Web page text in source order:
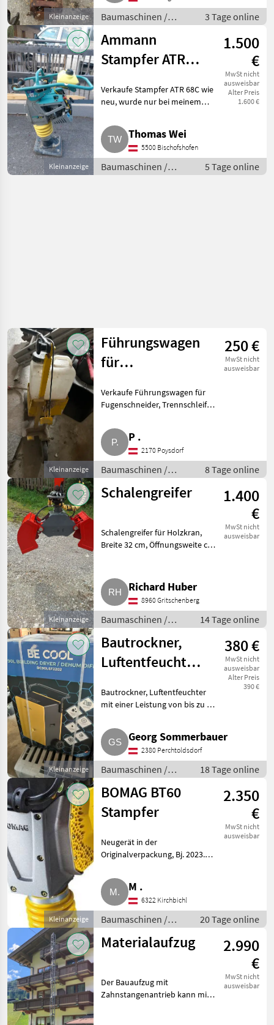
Kleinanzeige
Baumaschinen /
Kleingeräte
3 Tage online
Kleinanzeige
Ammann
Stampfer ATR
1.500
€
MwSt nicht
ausweisbar
Alter Preis
1.600 €
Verkaufe Stampfer ATR 68C wie
neu, wurde nur bei meinem
Baumaschinen Kleingeräte
Thomas Wei
5500 Bischofshofen
Baumaschinen /
Kleingeräte
5 Tage online
Kleinanzeige
Führungswagen
für
Trennschleifer
250 €
MwSt nicht
ausweisbar
Verkaufe Führungswagen für
Fugenschneider, Trennschleifer
Kleingeräte
P .
2170 Poysdorf
Baumaschinen /
Kleingeräte
8 Tage online
Kleinanzeige
Schalengreifer
1.400
€
MwSt nicht
ausweisbar
Schalengreifer für Holzkran,
Breite 32 cm, Öffnungsweite ca.
gebraucht. Baumaschinen
Kleingeräte
Richard Huber
8960 Gritschenberg
Baumaschinen /
Kleingeräte
14 Tage online
Kleinanzeige
Bautrockner,
Luftentfeuchter
BC90LEF2202
380 €
MwSt nicht
ausweisbar
Alter Preis
390 €
Bautrockner, Luftentfeuchter
mit einer Leistung von bis zu 90
originalverpackt. Wegen
Nichtgebrauchs zu verkaufen.
Wiegt ca. 40 kg. Kann ich in
Georg Sommerbauer
2380 Perchtoldsdorf
Baumaschinen /
Kleingeräte
18 Tage online
Kleinanzeige
BOMAG BT60
Stampfer
2.350
€
MwSt nicht
ausweisbar
Neugerät in der
Originalverpackung, Bj. 2023.
M .
6322 Kirchbichl
Baumaschinen /
Kleingeräte
20 Tage online
Materialaufzug
2.990
€
MwSt nicht
ausweisbar
Der Bauaufzug mit
Zahnstangenantrieb kann mit